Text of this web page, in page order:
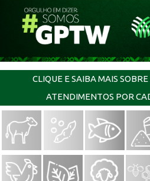
CLIQUE E SAIBA MAIS
ATENDIMENTOS POR